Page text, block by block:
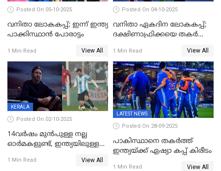
Posted On 05-10-2025
വനിതാ ലോകകപ്പ്; ഇന്ന് ഇന്ത്യ
പാക്കിസ്ഥാന്‍ പോരാട്ടം
1 Min Read View All
Posted On 04-10-2025
വനിതാ ഏകദിന ലോകകപ്പ്;
ദക്ഷിണാഫ്രിക്കയെ തകർത്ത്
1 Min Read View All
KERALA
Posted On 02-10-2025
14വർഷം മുൻപുള്ള നല്ല
ഓർമകളുണ്ട്, ഇന്ത്യയിലുള്ള
കാത്തിരിക്കുന്നു; വരവ്
1 Min Read View All
LATEST NEWS
Posted On 28-09-2025
പാകിസ്ഥാനെ തകർത്ത്
ഇന്ത്യയ്ക്ക് ഏഷ്യാ കപ്പ് കിരീടം
1 Min Read View All